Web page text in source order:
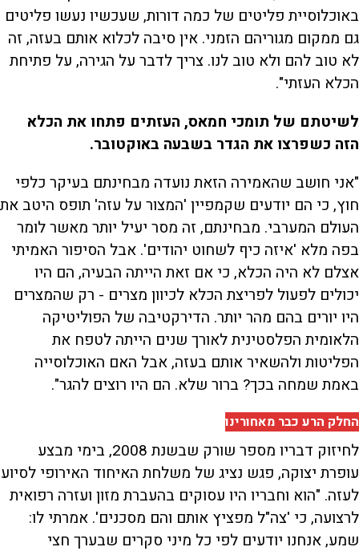
באוכלוסיית פליטים של כמה דורות, שעכשיו נעשו פליטים
גם ממקום מגוריהם הזמני. אין סיבה לכלוא אותם בעזה, זה
לא טוב להם ולא טוב לנו. צריך לדבר על הגירה, על פתיחת
הכלא העזתי".
לשיטתם של תומכי חמאס, העזתים פתחו את הכלא
הזה כשפרצו את הגדר בשבעה באוקטובר.
"אני חושב שהאמירה הזאת נועדה מבחינתם בעיקר כלפי
חוץ, כי הם יודעים שקמפיין 'המצור על עזה' תופס היטב את
העולם המערבי. מבחינתם, זה מסר יעיל יותר מאשר לומר
בפה מלא 'איזה כיף לשחוט יהודים'. אבל הסיפור האמיתי
אצלם לא היה הכלא, כי אם זאת הייתה הבעיה, הם היו
יכולים לפעול לפריצת הכלא לכיוון מצרים - רק שהמצרים
היו יורים בהם מהר יותר. הדירקטיבה של הפוליטיקה
הלאומית הפלסטינית לאורך שנים הייתה לטפח את
הפליטות ולהשאיר אותם בעזה, אבל האם האוכלוסייה
באמת שמחה בכך? ברור שלא. הם היו רוצים להגר".
החלק הרע כבר מאחורינו
לחיזוק דבריו מספר שורק שבשנת 2008, בימי מבצע
עופרת יצוקה, פגש נציג של משלחת האיחוד האירופי לסיוע
לעזה. "הוא וחבריו היו עסוקים בהעברת מזון ועזרה רפואית
לרצועה, כי 'צה"ל מפציץ אותם והם מסכנים'. אמרתי לו:
שמע, אנחנו יודעים לפי כל מיני סקרים שבערך חצי